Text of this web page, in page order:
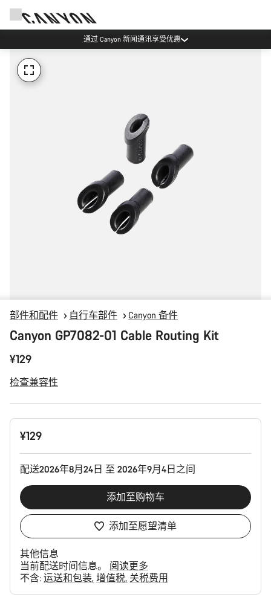
通过 Canyon 新闻通讯享受优惠
部件和配件 自行车部件 Canyon 备件
Canyon GP7082-01 Cable Routing Kit
¥129
检查兼容性
产
¥129
配送2026年8月24日 至 2026年9月4日之间
添加至购物车
添加至愿望清单
其他信息
当前配送时间信息。 阅读更多
不含: 运送和包装 增值税 关税费用